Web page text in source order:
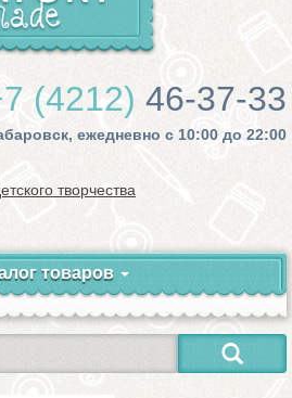
(4212) 46-37-33
ежедневно с 10:00 до 22:00
творчества
товаров